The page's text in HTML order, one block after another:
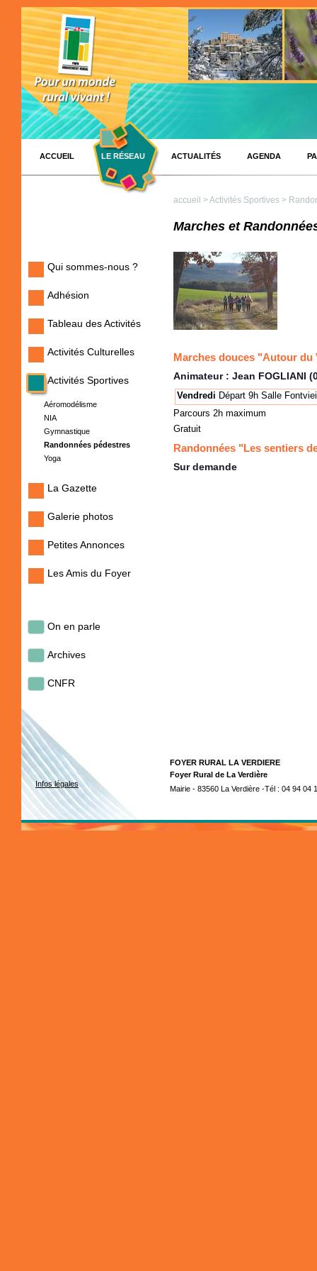
ACCUEIL LE RÉSEAU ACTUALITÉS AGENDA
Qui sommes-nous ?
Adhésion
Tableau des Activités
Activités Culturelles
Activités Sportives
Aéromodélisme
NIA
Gymnastique
Randonnées pédestres
Yoga
La Gazette
Galerie photos
Petites Annonces
Les Amis du Foyer
On en parle
Archives
CNFR
accueil >Activités Sportives >
Marches et
Marches douces "Autour du
Animateur : Jean FOGLIANI
Vendredi Départ 9h Salle
Parcours 2h maximum
Gratuit
Randonnées "Les sentiers
Sur demande
Infos légales
FOYER RURAL LA VERDIERE
Foyer Rural de La Verdière
Mairie - 83560 La Verdière -Tél : 04 94 04